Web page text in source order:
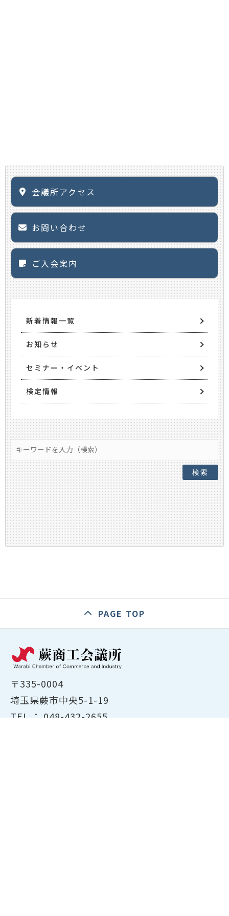
会議所アクセス
お問い合わせ
ご入会案内
新着情報一覧
お知らせ
セミナー・イベント
検定情報
検索
PAGE TOP
〒335-0004
埼玉県蕨市中央5-1-19
TEL ： 048-432-2655